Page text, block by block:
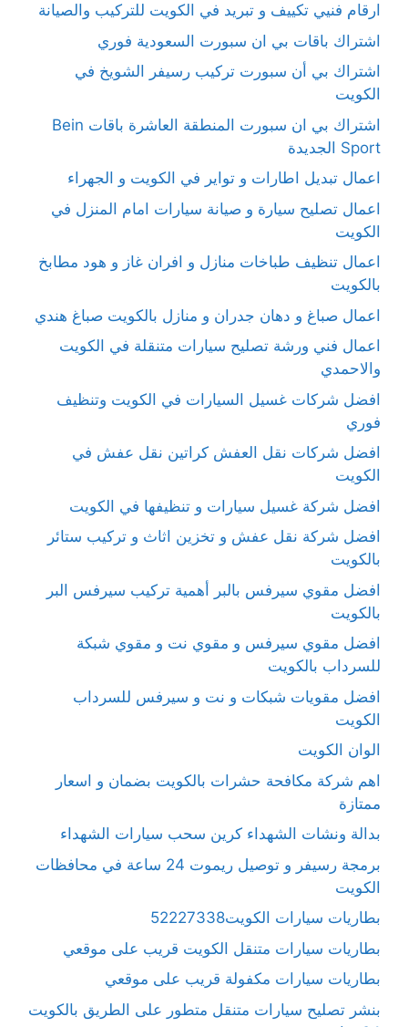
ارقام فنيي تكييف و تبريد في الكويت للتركيب والصيانة
اشتراك باقات بي ان سبورت السعودية فوري
اشتراك بي أن سبورت تركيب رسيفر الشويخ في
الكويت
اشتراك بي ان سبورت المنطقة العاشرة باقات Bein
Sport الجديدة
اعمال تبديل اطارات و تواير في الكويت و الجهراء
اعمال تصليح سيارة و صيانة سيارات امام المنزل في
الكويت
اعمال تنظيف طباخات منازل و افران غاز و هود مطابخ
بالكويت
اعمال صباغ و دهان جدران و منازل بالكويت صباغ هندي
اعمال فني ورشة تصليح سيارات متنقلة في الكويت
والاحمدي
افضل شركات غسيل السيارات في الكويت وتنظيف
فوري
افضل شركات نقل العفش كراتين نقل عفش في
الكويت
افضل شركة غسيل سيارات و تنظيفها في الكويت
افضل شركة نقل عفش و تخزين اثاث و تركيب ستائر
بالكويت
افضل مقوي سيرفس بالبر أهمية تركيب سيرفس البر
بالكويت
افضل مقوي سيرفس و مقوي نت و مقوي شبكة
للسرداب بالكويت
افضل مقويات شبكات و نت و سيرفس للسرداب
الكويت
الوان الكويت
اهم شركة مكافحة حشرات بالكويت بضمان و اسعار
ممتازة
بدالة ونشات الشهداء كرين سحب سيارات الشهداء
برمجة رسيفر و توصيل ريموت 24 ساعة في محافظات
الكويت
بطاريات سيارات الكويت52227338
بطاريات سيارات متنقل الكويت قريب على موقعي
بطاريات سيارات مكفولة قريب على موقعي
بنشر تصليح سيارات متنقل متطور على الطريق بالكويت